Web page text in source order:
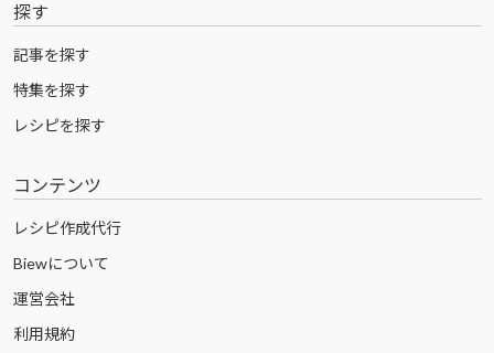
探す
記事を探す
特集を探す
レシピを探す
コンテンツ
レシピ作成代行
Biewについて
運営会社
利用規約